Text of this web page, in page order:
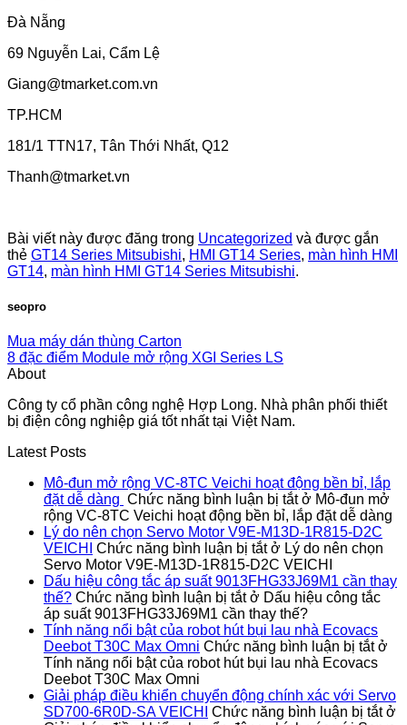
Đà Nẵng
69 Nguyễn Lai, Cẩm Lệ
Giang@tmarket.com.vn
TP.HCM
181/1 TTN17, Tân Thới Nhất, Q12
Thanh@tmarket.vn
Bài viết này được đăng trong Uncategorized và được gắn
thẻ GT14 Series Mitsubishi, HMI GT14 Series, màn hình HMI
GT14, màn hình HMI GT14 Series Mitsubishi.
seopro
Mua máy dán thùng Carton
8 đặc điểm Module mở rộng XGI Series LS
About
Công ty cổ phần công nghệ Hợp Long. Nhà phân phối thiết
bị điện công nghiệp giá tốt nhất tại Việt Nam.
Latest Posts
Mô-đun mở rộng VC-8TC Veichi hoạt động bền bỉ, lắp
đặt dễ dàng Chức năng bình luận bị tắtở Mô-đun mở
rộng VC-8TC Veichi hoạt động bền bỉ, lắp đặt dễ dàng
Lý do nên chọn Servo Motor V9E-M13D-1R815-D2C
VEICHI
Chức năng bình luận bị tắtở Lý do nên chọn
Servo Motor V9E-M13D-1R815-D2C VEICHI
Dấu hiệu công tắc áp suất 9013FHG33J69M1 cần thay
thế? Chức năng bình luận bị tắtở Dấu hiệu công tắc
áp suất 9013FHG33J69M1 cần thay thế?
Tính năng nổi bật của robot hút bụi lau nhà Ecovacs
Deebot T30C Max Omni Chức năng bình luận bị tắtở
Tính năng nổi bật của robot hút bụi lau nhà Ecovacs
Deebot T30C Max Omni
Giải pháp điều khiển chuyển động chính xác với Servo
SD700-6R0D-SA VEICHI
Chức năng bình luận bị tắtở